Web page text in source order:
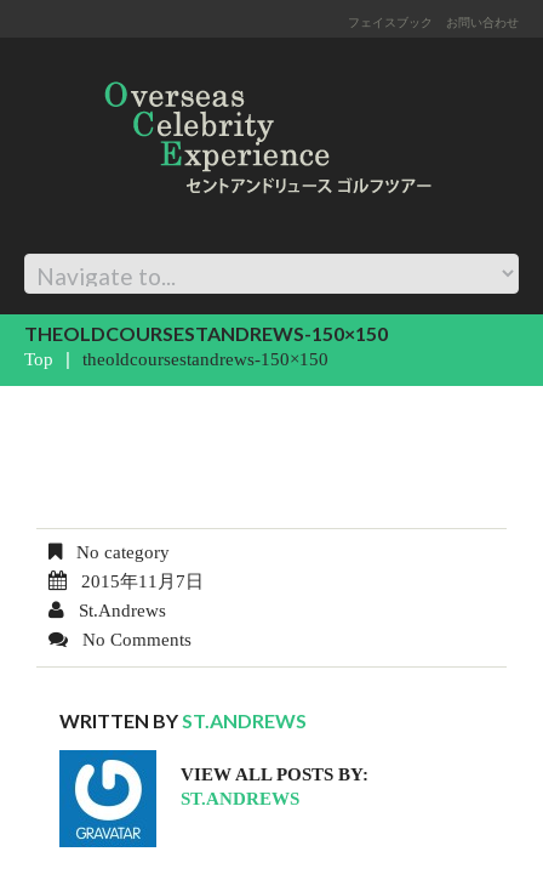
フェイスブック お問い合わせ
THEOLDCOURSESTANDREWS-150×150
Top theoldcoursestandrews-150×150
No category
2015年11月7日
St.Andrews
No Comments
WRITTEN BYST.ANDREWS
VIEW ALL POSTS BY:
ST.ANDREWS